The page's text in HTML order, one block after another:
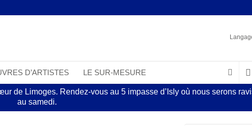
D’ARTISTES LE SUR-MESURE
de Limoges. Rendez-vous au 5 impasse d’Isly où nous serons
au samedi.